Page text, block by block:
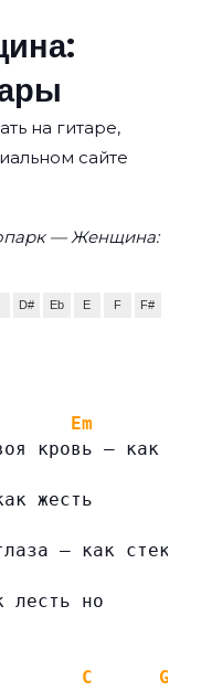
на гитаре,
сайте
— Женщина:
D# Eb E F F#
Em
кровь — как
жесть
— как стекло
лесть но
C
G